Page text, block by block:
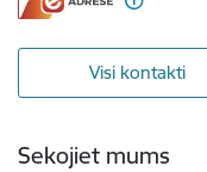
Visi kontakti
Sekojiet mums